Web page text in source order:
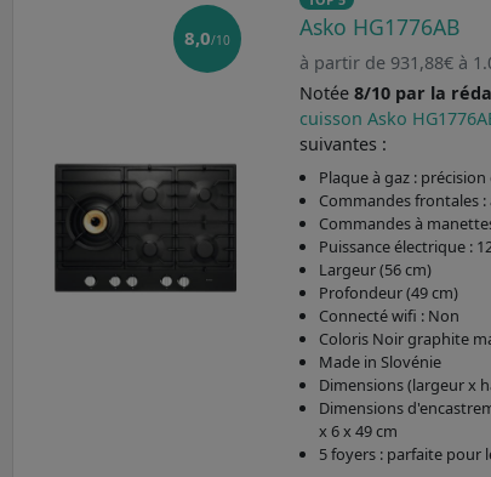
8,0/10 Asko HG1776AB
à partir de 931,88€ à
Notée8/10 par la
cuisson Asko
suivantes :
Plaque à gaz :
Commandes frontales
Commandes à
Puissance électrique :
Largeur (56 cm)
Profondeur (49 cm)
Connecté wifi : Non
Coloris Noir graphite
Made in Slovénie
Dimensions (largeur x
Dimensions
x 6 x 49 cm
5 foyers : parfaite pour